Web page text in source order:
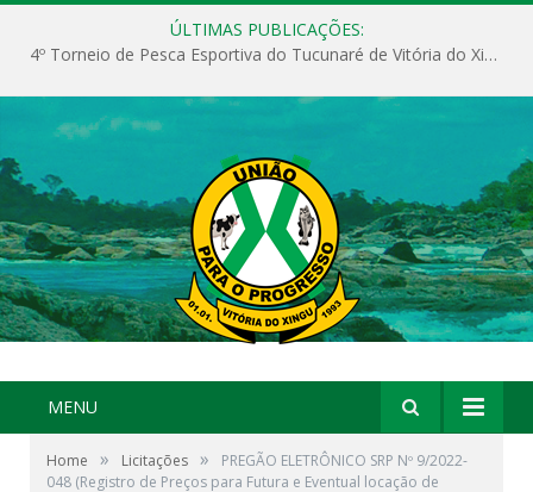
ÚLTIMAS PUBLICAÇÕES:
4º Torneio de Pesca Esportiva do Tucunaré de Vitória do Xingu
MENU
Home » Licitações »
PREGÃO ELETRÔNICO SRP Nº 9/2022-
048 (Registro de Preços para Futura e Eventual locação de